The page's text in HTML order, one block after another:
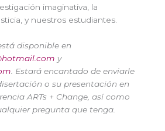
imaginativa, la
y nuestros estudiantes.
disponible en
y
. Estará encantado de enviarle
o su presentación en
ARTs + Change, así como
pregunta que tenga.